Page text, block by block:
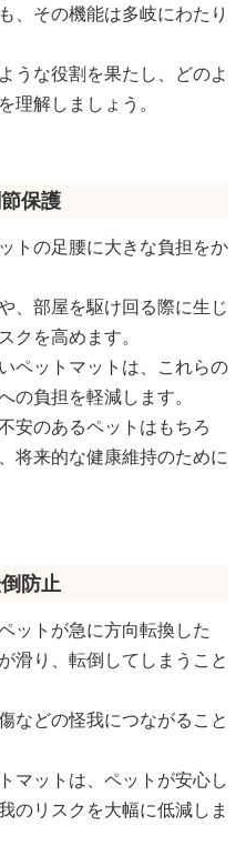
、その機能は多岐にわたり
うな役割を果たし、どのよ
理解しましょう。
保護
トの足腰に大きな負担をか
、部屋を駆け回る際に生じ
クを高めます。
ペットマットは、これらの
の負担を軽減します。
安のあるペットはもちろ
将来的な健康維持のために
防止
ットが急に方向転換した
滑り、転倒してしまうこと
などの怪我につながること
マットは、ペットが安心し
のリスクを大幅に低減しま